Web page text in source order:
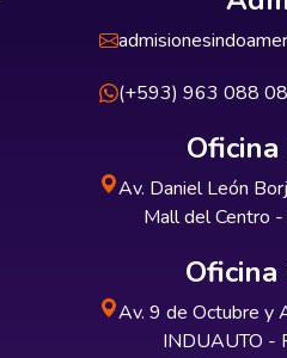
(+593) 963 088
Av. Daniel León
Mall del Centro
Av. 9 de Octubre y
INDUAUTO -